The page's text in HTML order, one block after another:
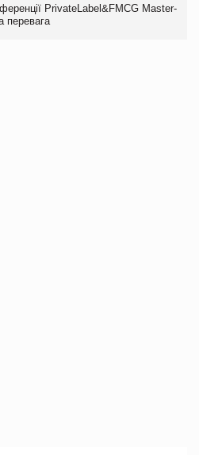
PrivateLabel&FMCG Master-
перевага